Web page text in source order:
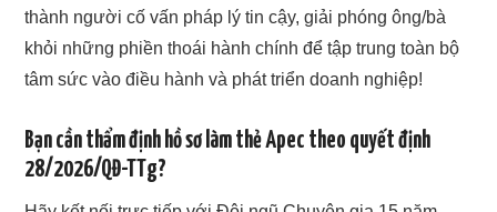
thành người cố vấn pháp lý tin cậy, giải phóng ông/bà
khỏi những phiền thoái hành chính để tập trung toàn bộ
tâm sức vào điều hành và phát triển doanh nghiệp!
Bạn cần thẩm định hồ sơ làm thẻ Apec theo quyết định
28/2026/QĐ-TTg?